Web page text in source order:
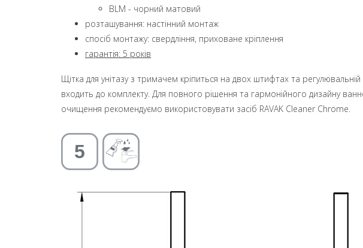
BLM - чорний матовий
розташування: настінний монтаж
спосіб монтажу: свердління, приховане кріплення
гарантія: 5 років
Щітка для унітазу з тримачем кріпиться на двох штифтах та
входить до комплекту. Для повного рішення та гармонійного дизайну
очищення рекомендуємо використовувати засіб RAVAK Cleaner Chrome.